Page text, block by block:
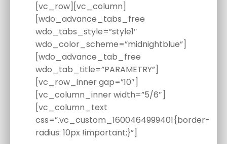
[vc_row][vc_column]
[wdo_advance_tabs_free
wdo_tabs_style=”style1″
wdo_color_scheme=”midnightblue”]
[wdo_advance_tab_free
wdo_tab_title=”PARAMETRY”]
[vc_row_inner gap=”10″]
[vc_column_inner width=”5/6″]
[vc_column_text
css=”.vc_custom_1600464999401{border-
radius: 10px !important;}”]